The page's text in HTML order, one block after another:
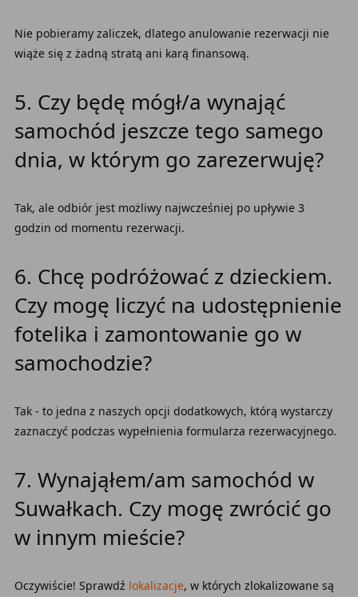
Nie pobieramy zaliczek, dlatego anulowanie rezerwacji nie
wiąże się z żadną stratą ani karą finansową.
5. Czy będę mógł/a wynająć
samochód jeszcze tego samego
dnia, w którym go zarezerwuję?
Tak, ale odbiór jest możliwy najwcześniej po upływie 3
godzin od momentu rezerwacji.
6. Chcę podróżować z dzieckiem.
Czy mogę liczyć na udostępnienie
fotelika i zamontowanie go w
samochodzie?
Tak - to jedna z naszych opcji dodatkowych, którą wystarczy
zaznaczyć podczas wypełnienia formularza rezerwacyjnego.
7. Wynająłem/am samochód w
Suwałkach. Czy mogę zwrócić go
w innym mieście?
Oczywiście! Sprawdź lokalizacje, w których zlokalizowane są